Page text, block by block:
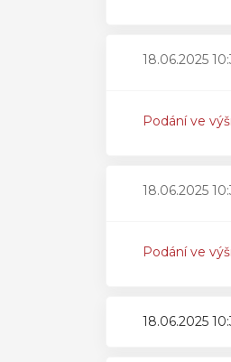
18.06.2025
Podání ve
18.06.2025
Podání ve
18.06.2025